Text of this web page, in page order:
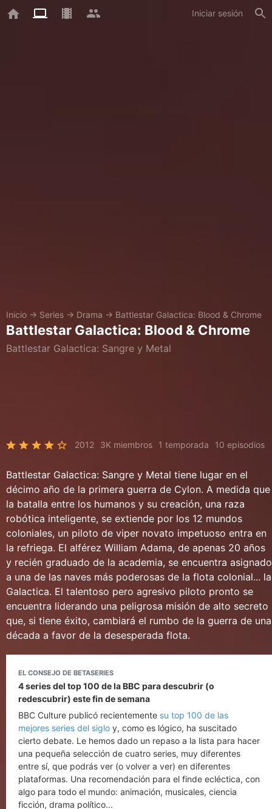
Iniciar sesión
Inicio → Series → Drama → Battlestar Galactica: Blood & Chrome
Battlestar Galactica: Blood & Chrome
Battlestar Galactica: Sangre y Metal
2012 3K miembros 1 temporada 10 episodios
Battlestar Galactica: Sangre y Metal tiene lugar en el
décimo año de la primera guerra de Cylon. A medida que
la batalla entre los humanos y su creación, una raza
robótica inteligente, se extiende por los 12 mundos
coloniales, un piloto de viper novato impetuoso entra en
la refriega. El alférez William Adama, de apenas 20 años
y recién graduado de la academia, se encuentra asignado
a una de las naves más poderosas de la flota colonial... la
Galactica. El talentoso pero agresivo piloto pronto se
encuentra liderando una peligrosa misión de alto secreto
que, si tiene éxito, cambiará el rumbo de la guerra de una
década a favor de la desesperada flota.
EL CONSEJO DE BETASERIES
4 series del top 100 de la BBC para descubrir (o
redescubrir) este fin de semana
BBC Culture publicó recientemente su top 100 de las
mejores series del siglo y, como es lógico, ha suscitado
cierto debate. Le hemos dado un repaso a la lista para hacer
una pequeña selección de cuatro series, muy diferentes
entre sí, que podrás ver (o volver a ver) en diferentes
plataformas. Una recomendación para el finde ecléctica, con
algo para todo el mundo: animación, musicales, ciencia
ficción, drama político...